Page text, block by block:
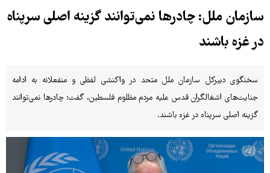
سازمان ملل: چادرها نمی‌توانند گزینه اصلی سرپناه
در غزه باشند
سخنگوی دبیرکل سازمان ملل متحد در واکنشی لفظی و منفعلانه به ادامه
جنایت‌های اشغالگران قدس علیه مردم مظلوم فلسطین، گفت: چادرها نمی‌توانند
گزینه اصلی سرپناه در غزه باشند.